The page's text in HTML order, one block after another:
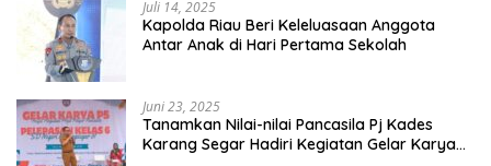
Juli 14, 2025
Kapolda Riau Beri Keleluasaan Anggota
Antar Anak di Hari Pertama Sekolah
Juni 23, 2025
Tanamkan Nilai-nilai Pancasila Pj Kades
Karang Segar Hadiri Kegiatan Gelar Karya